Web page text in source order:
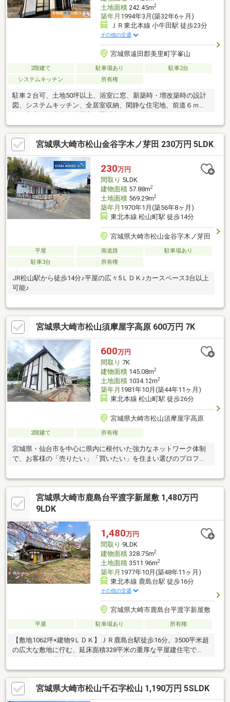
土地面積242.45m2
築年月 1994年3月(築32年6ヶ月)
ＪＲ東北本線 小牛田駅 徒歩23分
その他の交通
宮城県遠田郡美里町字峯山
2階建て 駐車場あり
駐車2台
システムキッチン
所有権
駐車２台可、土地50坪以上、浴室に窓、新築時・増改築時の設計
図、システムキッチン、全居室収納、閑静な住宅地、前道６ｍ以
宮城県大崎市松山金谷字木ノ芽田 230万円 5LDK
230万円
間取り 5LDK
建物面積57.88m2
土地面積569.29m2
築年月 1970年1月(築56年8ヶ月)
東北本線 松山町駅 徒歩14分
宮城県大崎市松山金谷字木ノ芽田
平屋 南道路
駐車場あり
駐車3台
所有権
JR松山駅から徒歩14分♪平屋の広々5ＬＤＫ♪カースペース3台以上
可能♪
宮城県大崎市松山須摩屋字高原 600万円 7K
600万円
間取り 7K
建物面積145.08m2
土地面積1034.12m2
築年月 1981年10月(築44年11ヶ月)
東北本線 松山町駅 徒歩26分
宮城県大崎市松山須摩屋字高原
2階建て 所有権
宮城県・仙台市を中心に県内に根付いた強力なネットワーク体制
で、お客様の「売りたい」「買いたい」を住まい選びのプロフェ
宮城県大崎市鹿島台平渡字新屋敷 1,480万円
9LDK
1,480万円
間取り 9LDK
建物面積328.75m2
土地面積3511.96m2
築年月 1977年10月(築48年11ヶ月)
東北本線 鹿島台駅 徒歩16分
その他の交通
宮城県大崎市鹿島台平渡字新屋敷
平屋 駐車場あり 所有権
【敷地1062坪×建物9ＬＤＫ】ＪＲ鹿島台駅徒歩16分。3500平米超
の広大な敷地に佇む、延床面積328平米の重厚な平屋建住宅で
す。伝統的な職人の意匠が息づく邸宅は、二世帯住宅やアトリエ
付き住居、隠
宮城県大崎市松山千石字松山 1,190万円 5SLDK